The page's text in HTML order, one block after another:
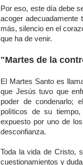
Por eso, este día debe
acoger
más, silencio en el
que ha de venir.
"Martes de la
El Martes Santo es
que Jesús tuvo que
poder de condenarlo;
políticos de su
expuesto por uno de
desconfianza.
Toda la vida de Cristo,
cuestionamientos y